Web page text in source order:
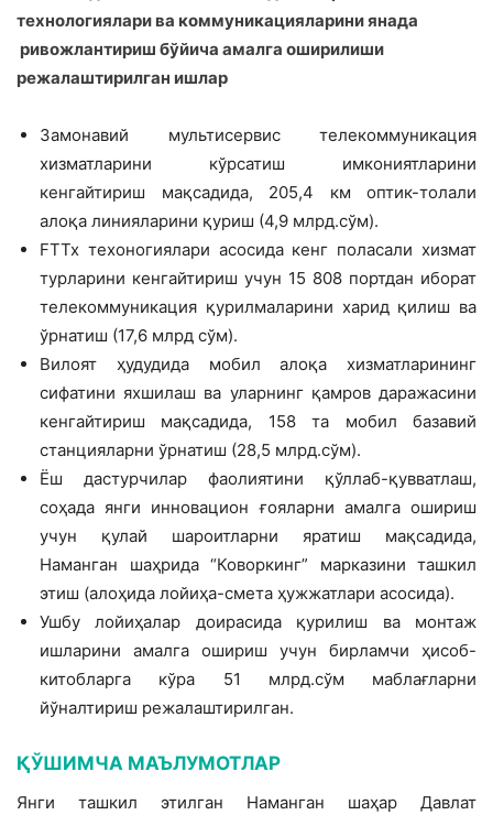
технологиялари ва коммуникацияларини янада
ривожлантириш бўйича амалга оширилиши
режалаштирилган ишлар
Замонавий мультисервис телекоммуникация
хизматларини кўрсатиш имкониятларини
кенгайтириш мақсадида, 205,4 км оптик-толали
алоқа линияларини қуриш (4,9 млрд.сўм).
FTTx техоногиялари асосида кенг поласали хизмат
турларини кенгайтириш учун 15 808 портдан иборат
телекоммуникация қурилмаларини харид қилиш ва
ўрнатиш (17,6 млрд сўм).
Вилоят ҳудудида мобил алоқа хизматларининг
сифатини яхшилаш ва уларнинг қамров даражасини
кенгайтириш мақсадида, 158 та мобил базавий
станцияларни ўрнатиш (28,5 млрд.сўм).
Ёш дастурчилар фаолиятини қўллаб-қувватлаш,
соҳада янги инновацион ғояларни амалга ошириш
учун қулай шароитларни яратиш мақсадида,
Наманган шаҳрида “Коворкинг” марказини ташкил
этиш (алоҳида лойиҳа-смета ҳужжатлари асосида).
Ушбу лойиҳалар доирасида қурилиш ва монтаж
ишларини амалга ошириш учун бирламчи ҳисоб-
китобларга кўра 51 млрд.сўм маблағларни
йўналтириш режалаштирилган.
ҚЎШИМЧА МАЪЛУМОТЛАР
Янги ташкил этилган Наманган шаҳар Давлат